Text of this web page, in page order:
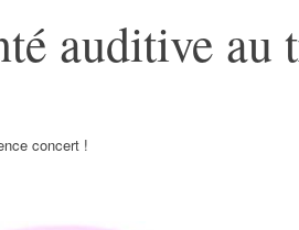
auditive au
concert !